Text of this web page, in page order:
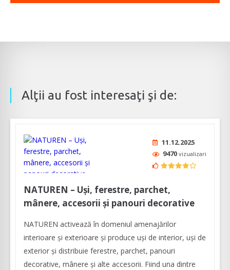
Alţii au fost interesaţi şi de:
11.12.2025
9470 vizualizari
NATUREN – Uși, ferestre, parchet,
mânere, accesorii și panouri decorative
NATUREN activează în domeniul amenajărilor
interioare şi exterioare şi produce uși de interior, uși de
exterior și distribuie ferestre, parchet, panouri
decorative, mânere și alte accesorii. Fiind una dintre